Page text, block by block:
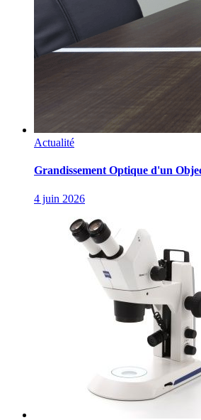
Actualité
Grandissement Optique d'un
4 juin 2026